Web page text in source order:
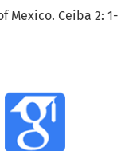
Mexico. Ceiba 2: 1-